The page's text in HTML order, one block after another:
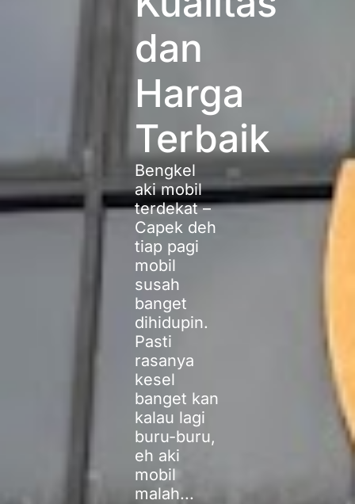
dan
Harga
Terbaik
Bengkel
aki mobil
terdekat –
Capek deh
tiap pagi
mobil
susah
banget
dihidupin.
Pasti
rasanya
kesel
banget kan
kalau lagi
buru-buru,
eh aki
mobil
malah...